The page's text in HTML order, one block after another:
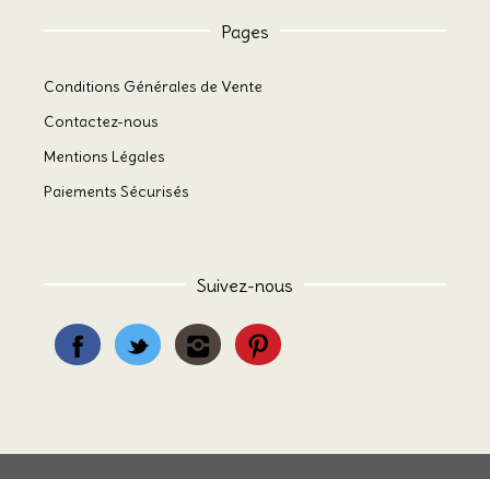
Pages
Conditions Générales de Vente
Contactez-nous
Mentions Légales
Paiements Sécurisés
Suivez-nous